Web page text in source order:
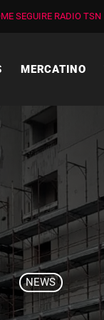
SEGUIRE RADIO TSN
MERCATINO
NEWS